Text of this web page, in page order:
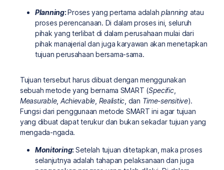
Planning:Proses yang pertama adalahplanning atau
proses perencanaan. Di dalam proses ini, seluruh
pihak yang terlibat di dalam perusahaan mulai dari
pihak manajerial dan juga karyawan akan menetapkan
tujuan perusahaan bersama-sama.
Tujuan tersebut harus dibuat dengan menggunakan
sebuah metode yang bernama SMART (Specific,
Measurable, Achievable Realistic , dan Time-sensitive).
Fungsi dari penggunaan metode SMART ini agar tujuan
yang dibuat dapat terukur dan bukan sekadar tujuan yang
mengada-ngada.
Monitoring: Setelah tujuan ditetapkan, maka proses
selanjutnya adalah tahapan pelaksanaan dan juga